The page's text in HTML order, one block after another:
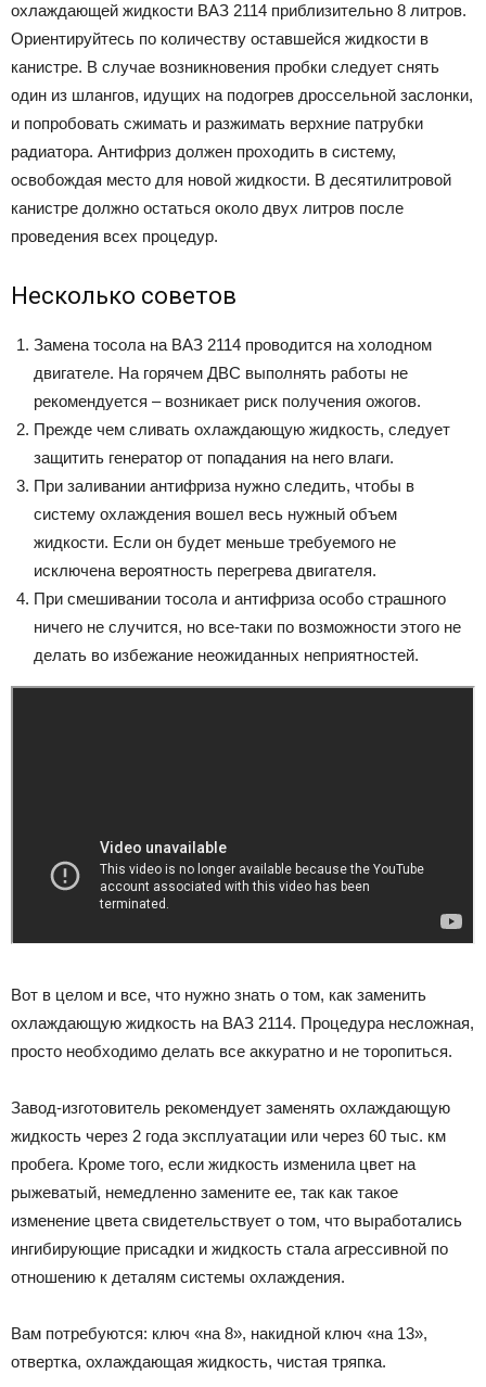
охлаждающей жидкости ВАЗ 2114 приблизительно 8 литров.
Ориентируйтесь по количеству оставшейся жидкости в
канистре. В случае возникновения пробки следует снять
один из шлангов, идущих на подогрев дроссельной заслонки,
и попробовать сжимать и разжимать верхние патрубки
радиатора. Антифриз должен проходить в систему,
освобождая место для новой жидкости. В десятилитровой
канистре должно остаться около двух литров после
проведения всех процедур.
Несколько советов
Замена тосола на ВАЗ 2114 проводится на холодном
двигателе. На горячем ДВС выполнять работы не
рекомендуется – возникает риск получения ожогов.
Прежде чем сливать охлаждающую жидкость, следует
защитить генератор от попадания на него влаги.
При заливании антифриза нужно следить, чтобы в
систему охлаждения вошел весь нужный объем
жидкости. Если он будет меньше требуемого не
исключена вероятность перегрева двигателя.
При смешивании тосола и антифриза особо страшного
ничего не случится, но все-таки по возможности этого не
делать во избежание неожиданных неприятностей.
Вот в целом и все, что нужно знать о том, как заменить
охлаждающую жидкость на ВАЗ 2114. Процедура несложная,
просто необходимо делать все аккуратно и не торопиться.
Завод-изготовитель рекомендует заменять охлаждающую
жидкость через 2 года эксплуатации или через 60 тыс. км
пробега. Кроме того, если жидкость изменила цвет на
рыжеватый, немедленно замените ее, так как такое
изменение цвета свидетельствует о том, что выработались
ингибирующие присадки и жидкость стала агрессивной по
отношению к деталям системы охлаждения.
Вам потребуются: ключ «на 8», накидной ключ «на 13»,
отвертка, охлаждающая жидкость, чистая тряпка.